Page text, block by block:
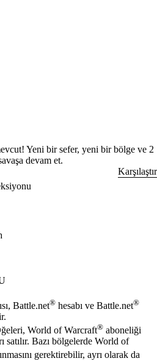
Yeni bir sefer, yeni bir bölge ve 2
devam et.
Karşılaştır
Battle.net® hesabı ve Battle.net®
World of Warcraft® aboneliği
satılır. Bazı bölgelerde World of
gerektirebilir, ayrı olarak da